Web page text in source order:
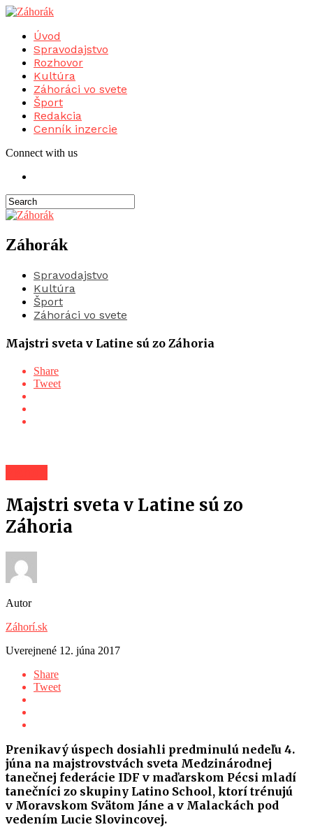
Úvod
Spravodajstvo
Rozhovor
Kultúra
Záhoráci vo svete
Šport
Redakcia
Cenník inzercie
Connect with us
Záhorák
Spravodajstvo
Kultúra
Šport
Záhoráci vo svete
Majstri sveta v Latine sú zo Záhoria
Share
Tweet
Majstri sveta v Latine sú zo
Záhoria
Autor
Záhorí.sk
Uverejnené 12. júna 2017
Share
Tweet
Prenikavý úspech dosiahli predminulú nedeľu 4.
júna na majstrovstvách sveta Medzinárodnej
tanečnej federácie IDF v maďarskom Pécsi mladí
tanečníci zo skupiny Latino School, ktorí trénujú
v Moravskom Svätom Jáne a v Malackách pod
vedením Lucie Slovincovej.